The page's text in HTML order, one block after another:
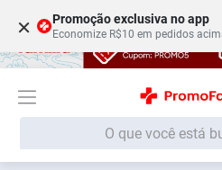
× Promoção exclusiva no app
Economize R$10 em pedidos
O que você está buscando?